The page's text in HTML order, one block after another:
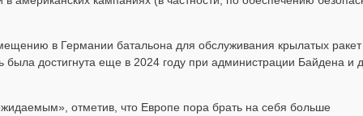
в Германии батальона для обслуживания крылатых ракет
была достигнута еще в 2024 году при администрации Байдена и
отметив, что Европе пора брать на себя больше